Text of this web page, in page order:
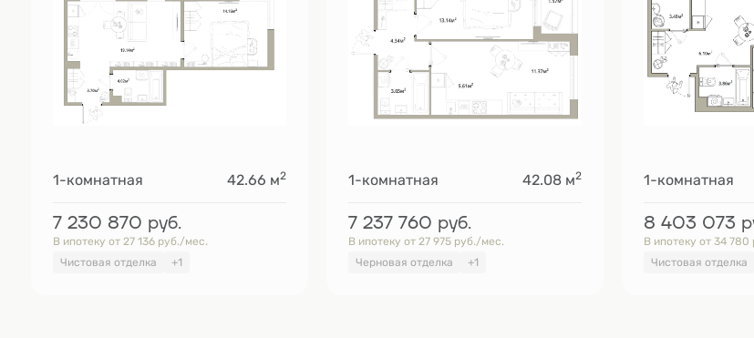
1-комнатная 42.66 м2
7 230 870 руб.
В ипотеку от 27 136 руб./мес.
Чистовая отделка
+1
1-комнатная 42.08 м2
7 237 760 руб.
В ипотеку от 27 975 руб./мес.
Черновая отделка
+1
1-комнатная
8 403 073
В ипотеку от 34
Чистовая отделка